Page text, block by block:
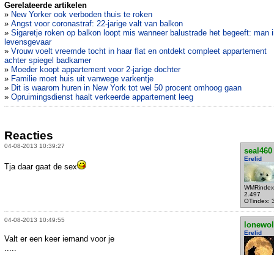
Gerelateerde artikelen
» New Yorker ook verboden thuis te roken
» Angst voor coronastraf: 22-jarige valt van balkon
» Sigaretje roken op balkon loopt mis wanneer balustrade het begeeft: man
levensgevaar
» Vrouw voelt vreemde tocht in haar flat en ontdekt compleet appartement
achter spiegel badkamer
» Moeder koopt appartement voor 2-jarige dochter
» Familie moet huis uit vanwege varkentje
» Dit is waarom huren in New York tot wel 50 procent omhoog gaan
» Opruimingsdienst haalt verkeerde appartement leeg
Reacties
04-08-2013 10:39:27
seal460
Erelid
2.497
OTindex:
Tja daar gaat de sex
04-08-2013 10:49:55
Erelid
Valt er een keer iemand voor je